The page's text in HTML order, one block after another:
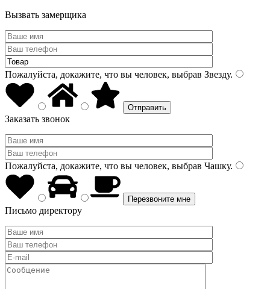
Вызвать замерщика
Пожалуйста, докажите, что вы человек, выбрав Звезду.
Заказать звонок
Пожалуйста, докажите, что вы человек, выбрав Чашку.
Письмо директору